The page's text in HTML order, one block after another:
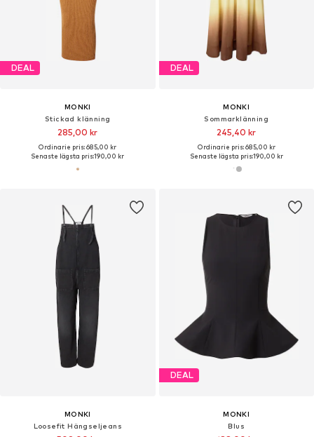
DEAL
MONKI
Stickad klänning
285,00 kr
Ordinarie pris: 685,00 kr
Senaste lägsta pris:190,00 kr
DEAL
MONKI
Sommarklänning
245,40 kr
Ordinarie pris: 685,00 kr
Senaste lägsta pris:190,00 kr
MONKI
Loosefit Hängseljeans
DEAL
MONKI
Blus